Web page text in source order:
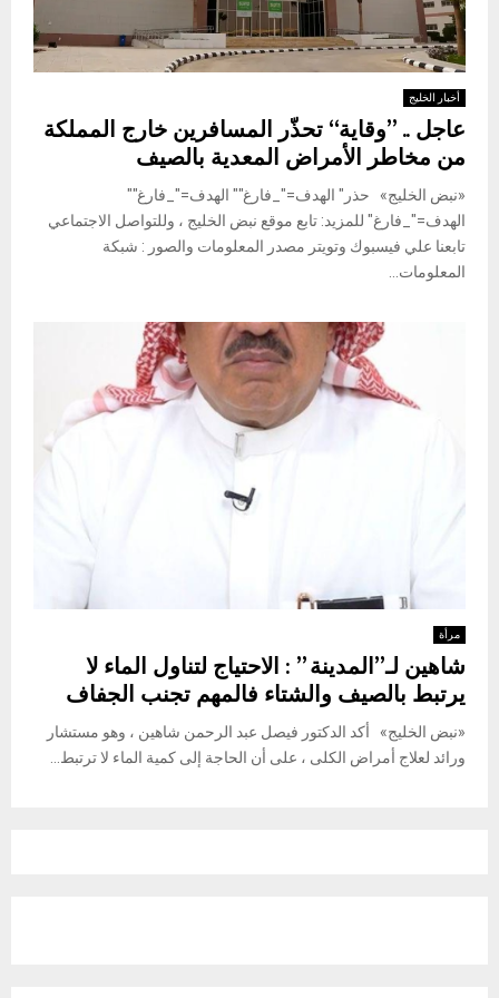
أخبار الخليج
عاجل .. ”وقاية“ تحذّر المسافرين خارج المملكة
من مخاطر الأمراض المعدية بالصيف
«نبض الخليج» حذر" الهدف="_فارغ"" الهدف="_فارغ""
الهدف="_فارغ" للمزيد: تابع موقع نبض الخليج ، وللتواصل الاجتماعي
تابعنا علي فيسبوك وتويتر مصدر المعلومات والصور : شبكة
المعلومات...
مرأة
شاهين لـ”المدينة ” : الاحتياج لتناول الماء لا
يرتبط بالصيف والشتاء فالمهم تجنب الجفاف
«نبض الخليج» أكد الدكتور فيصل عبد الرحمن شاهين ، وهو مستشار
ورائد لعلاج أمراض الكلى ، على أن الحاجة إلى كمية الماء لا ترتبط...